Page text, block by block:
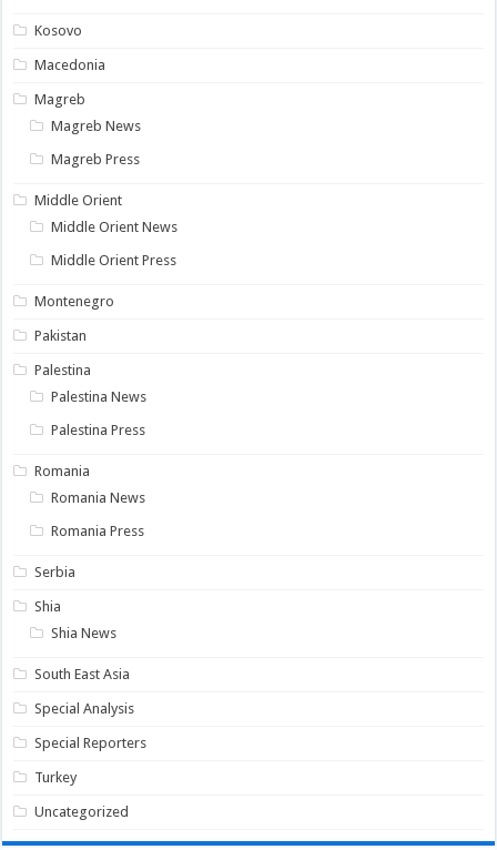
Kosovo
Macedonia
Magreb
Magreb News
Magreb Press
Middle Orient
Middle Orient News
Middle Orient Press
Montenegro
Pakistan
Palestina
Palestina News
Palestina Press
Romania
Romania News
Romania Press
Serbia
Shia
Shia News
South East Asia
Special Analysis
Special Reporters
Turkey
Uncategorized